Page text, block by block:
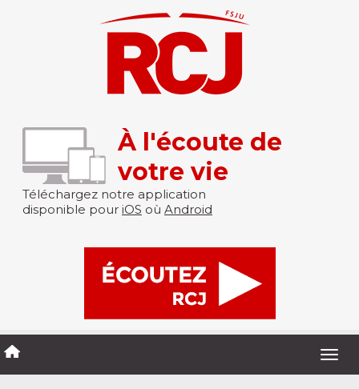
À l'écoute de
votre vie
Téléchargez notre application
disponible pour iOS où Android